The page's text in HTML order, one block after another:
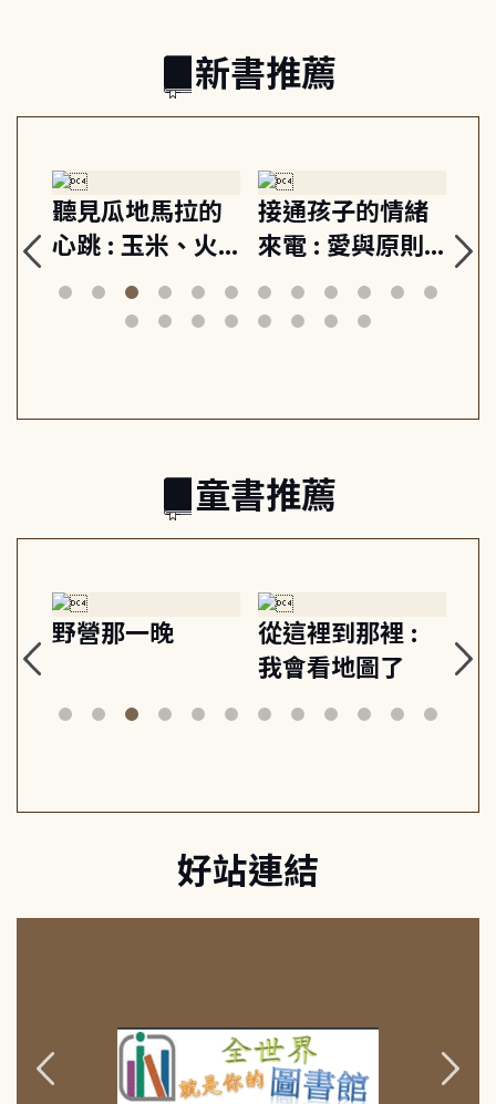
新書推薦
聽見瓜地馬拉的
心跳 : 玉米、火
山與信仰, 外交官
筆下的現代馬雅
接通孩子的情緒
來電 : 愛與原則,
建立教養的安定
節奏 22個行動練
關
童書推薦
野營那一晚
從這裡到那裡 :
我會看地圖了
美
好站連結